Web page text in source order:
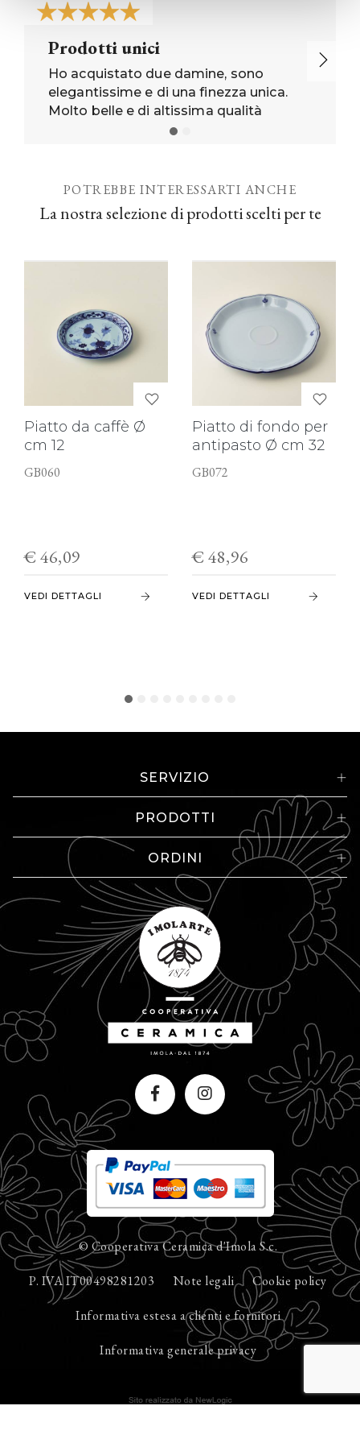
Prodotti unici
Ho acquistato due damine, sono
elegantissime e di una finezza unica.
Molto belle e di altissima qualità
POTREBBE INTERESSARTI ANCHE
La nostra selezione di prodotti scelti per te
Piatto da caffè Ø
cm 12
GB060
€ 46,09
VEDI DETTAGLI
Piatto di fondo per
antipasto Ø cm 32
GB072
€ 48,96
VEDI DETTAGLI
SERVIZIO
PRODOTTI
ORDINI
© Cooperativa Ceramica d'Imola S.c.
P. IVA IT00498281203 Note legali Cookie policy
Informativa estesa a clienti e fornitori
Informativa generale privacy